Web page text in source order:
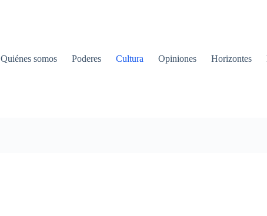
Quiénes somos Poderes Cultura Opiniones Horizontes